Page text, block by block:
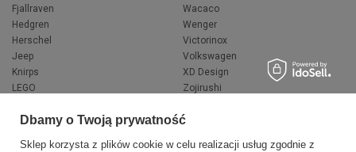
Fjallraven
Hedgren
Herschel
Jeep
Knirps
LEGO
National Geographic
Wacaco
Wenger
Victorinox
Volkswagen
XD Design
Zojirushi
VANS
Dbamy o Twoją prywatność
Sklep korzysta z plików cookie w celu realizacji usług zgodnie z